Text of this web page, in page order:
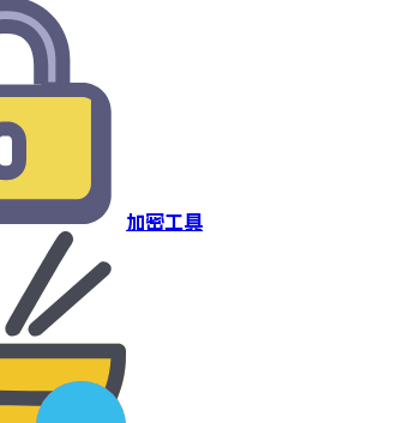
加密工具